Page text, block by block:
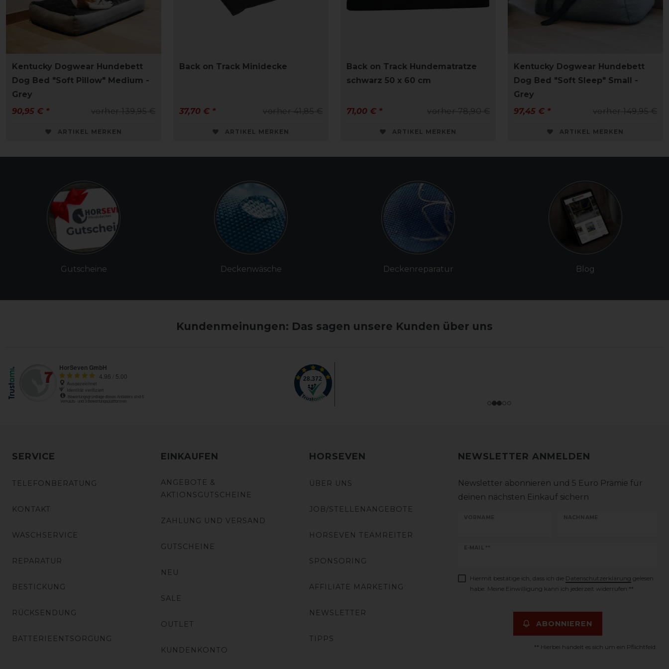
Kentucky Dogwear Hundebett
Dog Bed "Soft Pillow" Medium -
Grey
vorher 139,95 €
90,95 € *
ARTIKEL MERKEN
Back on Track Minidecke
vorher 41,85 €
37,70 € *
ARTIKEL MERKEN
Back on Track Hundematratze
schwarz 50 x 60 cm
vorher 78,90 €
71,00 € *
ARTIKEL MERKEN
Kentucky Dogwear Hundebett
Dog Bed "Soft Sleep" Small -
Grey
vorher 149,95 €
97,45 € *
ARTIKEL MERKEN
Gutscheine Deckenwäsche Deckenreparatur Blog
Kundenmeinungen: Das sagen unsere Kunden über uns
SERVICE
TELEFONBERATUNG
KONTAKT
WASCHSERVICE
REPARATUR
BESTICKUNG
RÜCKSENDUNG
BATTERIEENTSORGUNG
EINKAUFEN
ANGEBOTE &
AKTIONSGUTSCHEINE
ZAHLUNG UND VERSAND
GUTSCHEINE
NEU
SALE
OUTLET
KUNDENKONTO
HORSEVEN
ÜBER UNS
JOB/STELLENANGEBOTE
HORSEVEN TEAMREITER
SPONSORING
AFFILIATE MARKETING
NEWSLETTER
TIPPS
NEWSLETTER ANMELDEN
Newsletter abonnieren und 5 Euro Prämie für
deinen nächsten Einkauf sichern
VORNAME NACHNAME
E-MAIL **
Newsletter
Hiermit bestätige ich, dass ich die Daten­schutz­erklärung gelesen
habe. Meine Einwilligung kann ich jederzeit widerrufen.**
ABONNIEREN
** Hierbei handelt es sich um ein Pflichtfeld.